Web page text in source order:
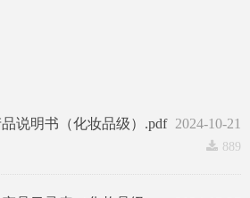
2024-10-21
说明书（化妆品级）.pdf
끂 889